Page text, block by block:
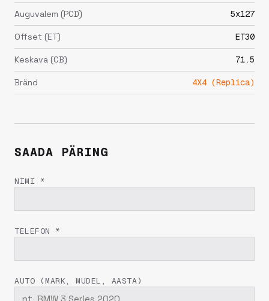
Auguvalem (PCD) 5x127
Offset (ET) ET30
Keskava (CB) 71.5
Bränd 4X4 (Replica)
SAADA PÄRING
NIMI *
TELEFON *
AUTO (MARK, MUDEL, AASTA)